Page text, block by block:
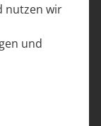
nutzen wir
und